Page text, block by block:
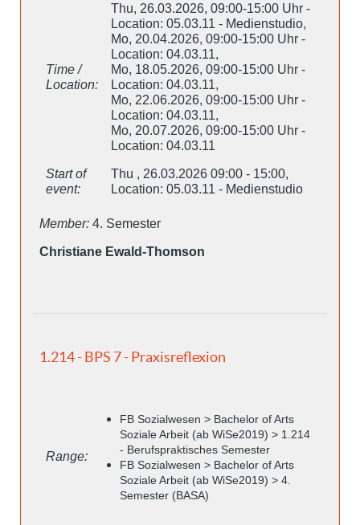
Time /
Location:
Thu, 26.03.2026, 09:00-15:00 Uhr -
Location: 05.03.11 - Medienstudio,
Mo, 20.04.2026, 09:00-15:00 Uhr -
Location: 04.03.11,
Mo, 18.05.2026, 09:00-15:00 Uhr -
Location: 04.03.11,
Mo, 22.06.2026, 09:00-15:00 Uhr -
Location: 04.03.11,
Mo, 20.07.2026, 09:00-15:00 Uhr -
Location: 04.03.11
Start of
event:
Thu , 26.03.2026 09:00 - 15:00,
Location: 05.03.11 - Medienstudio
Member: 4. Semester
Christiane Ewald-Thomson
1.214 - BPS 7 - Praxisreflexion
Range:
FB Sozialwesen > Bachelor of Arts
Soziale Arbeit (ab WiSe2019) > 1.214
- Berufspraktisches Semester
FB Sozialwesen > Bachelor of Arts
Soziale Arbeit (ab WiSe2019) > 4.
Semester (BASA)